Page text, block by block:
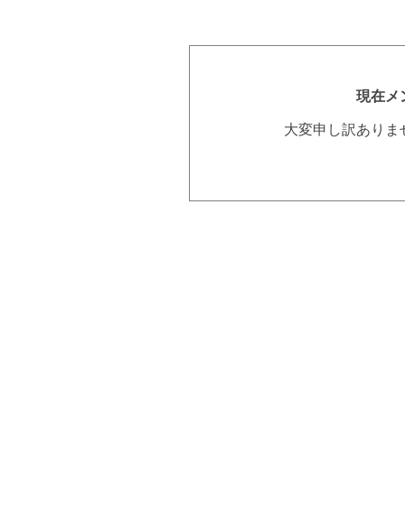
現在メ
大変申し訳あり